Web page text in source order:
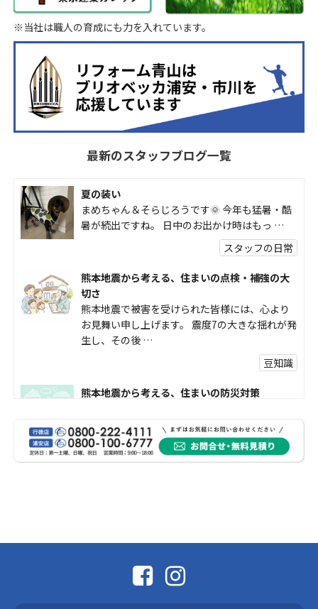
※当社は職人の育成にも力を入れています。
最新のスタッフブログ一覧
夏の装い
まめちゃん＆そらじろうです🌞 今年も猛暑・酷
暑が続出ですね。 日中のお出かけ時はもっ …
スタッフの日常
熊本地震から考える、住まいの点検・補強の大
切さ
熊本地震で被害を受けられた皆様には、心より
お見舞い申し上げます。 震度7の大きな揺れが発
生し、その後 …
豆知識
熊本地震から考える、住まいの防災対策
受けられた皆様に、心よりお見舞い申し上げま
す。 今回の地震 …
社長コラム